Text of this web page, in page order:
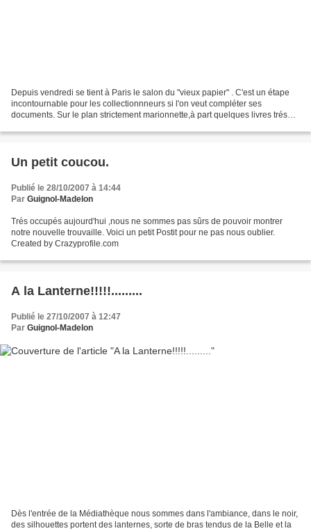
Depuis vendredi se tient à Paris le salon du "vieux papier" . C'est un étape
incontournable pour les collectionnneurs si l'on veut compléter ses
documents. Sur le plan strictement marionnette,à part quelques livres trés
Un petit coucou.
Publié le 28/10/2007 à 14:44
Par Guignol-Madelon
Trés occupés aujourd'hui ,nous ne sommes pas sûrs de pouvoir montrer
notre nouvelle trouvaille. Voici un petit Postit pour ne pas nous oublier.
Created by Crazyprofile.com
A la Lanterne!!!!!.........
Publié le 27/10/2007 à 12:47
Par Guignol-Madelon
Dès l'entrée de la Médiathèque nous sommes dans l'ambiance, dans le noir,
des silhouettes portent des lanternes, sorte de bras tendus de la Belle et la